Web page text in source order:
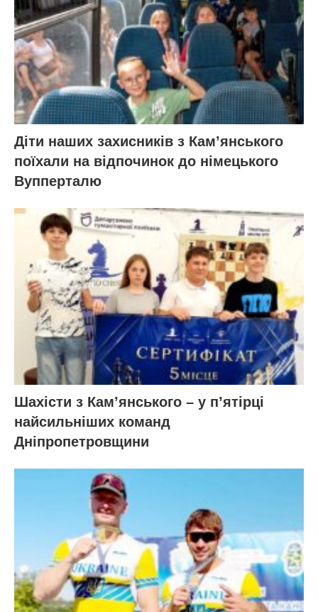
Діти наших захисників з Кам’янського
поїхали на відпочинок до німецького
Вупперталю
Шахісти з Кам’янського – у п’ятірці
найсильніших команд
Дніпропетровщини